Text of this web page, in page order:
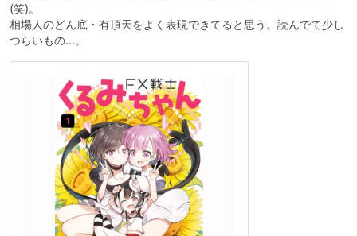
(笑)。
相場人のどん底・有頂天をよく表現できてると思う。読んでて少し
つらいもの...。